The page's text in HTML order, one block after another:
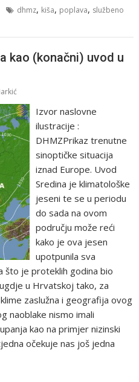
dhmz, kiša, poplava, službeno
kao (konačni) uvod u
Izvor naslovne
ilustracije :
DHMZPrikaz trenutne
sinoptičke situacija
iznad Europe. Uvod
Sredina je klimatološke
jeseni te se u periodu
do sada na ovom
području može reći
kako je ova jesen
upotpunila sva
što je proteklih godina bio
u Hrvatskoj tako, za
zaslužna i geografija ovog
naoblake nismo imali
kao na primjer nizinski
očekuje nas još jedna